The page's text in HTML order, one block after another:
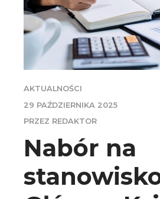
AKTUALNOŚCI
29 PAŹDZIERNIKA 2025
PRZEZ REDAKTOR
Nabór na